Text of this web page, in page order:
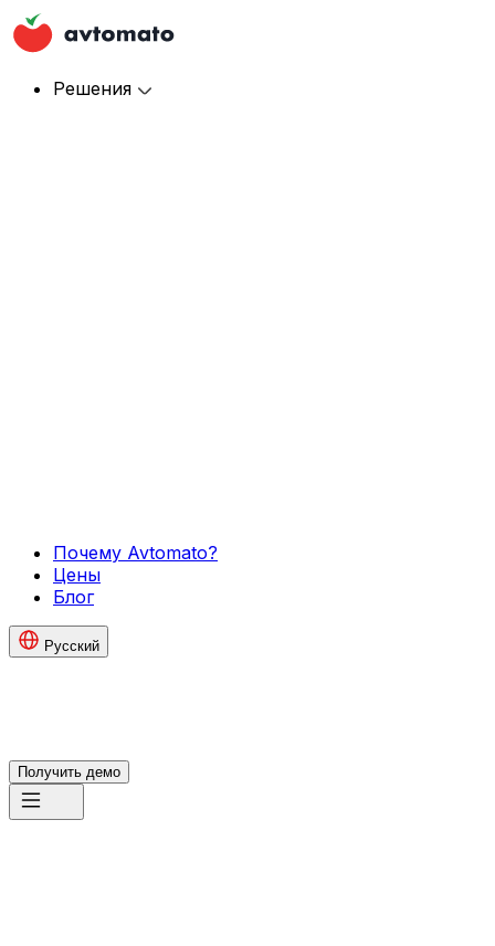
Решения
Почему Avtomato?
Цены
Блог
Русский
Получить демо